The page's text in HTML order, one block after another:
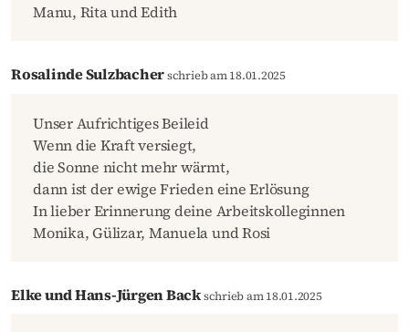
Manu, Rita und Edith
Rosalinde Sulzbacherschrieb am 18.01.2025
Unser Aufrichtiges Beileid
Wenn die Kraft versiegt,
die Sonne nicht mehr wärmt,
dann ist der ewige Frieden eine Erlösung
In lieber Erinnerung deine Arbeitskolleginnen
Monika, Gülizar, Manuela und Rosi
Elke und Hans-Jürgen Backschrieb am 18.01.2025